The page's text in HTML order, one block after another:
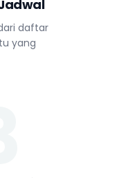
daftar
yang